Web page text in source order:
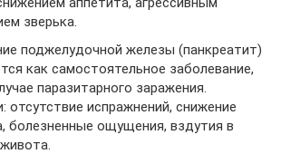
зверька.
поджелудочной железы (панкреатит)
как самостоятельное заболевание,
паразитарного заражения.
отсутствие испражнений, снижение
болезненные ощущения, вздутия в